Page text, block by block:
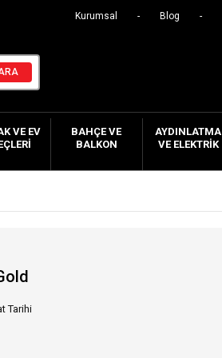
Kurumsal Blog
VE EV
BAHÇE VE
BALKON
AYDINLATMA
VE ELEKTRIK
Tarihi